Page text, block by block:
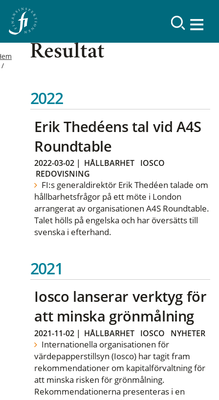
Resultat
2022
Erik Thedéens tal vid A4S
Roundtable
2022-03-02 | HÅLLBARHET IOSCO
REDOVISNING
FI:s generaldirektör Erik Thedéen talade om
hållbarhetsfrågor på ett möte i London
arrangerat av organisationen A4S Roundtable.
Talet hölls på engelska och har översätts till
svenska i efterhand.
2021
Iosco lanserar verktyg för
att minska grönmålning
2021-11-02 | HÅLLBARHET IOSCO NYHETER
Internationella organisationen för
värdepapperstillsyn (Iosco) har tagit fram
rekommendationer om kapitalförvaltning för
att minska risken för grönmålning.
Rekommendationerna presenteras i en